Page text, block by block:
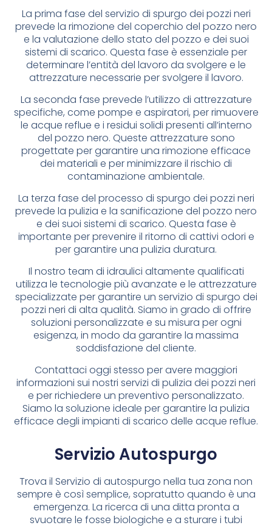
La prima fase del servizio di spurgo dei pozzi neri
prevede la rimozione del coperchio del pozzo nero
e la valutazione dello stato del pozzo e dei suoi
sistemi di scarico. Questa fase è essenziale per
determinare l’entità del lavoro da svolgere e le
attrezzature necessarie per svolgere il lavoro.
La seconda fase prevede l’utilizzo di attrezzature
specifiche, come pompe e aspiratori, per rimuovere
le acque reflue e i residui solidi presenti all’interno
del pozzo nero. Queste attrezzature sono
progettate per garantire una rimozione efficace
dei materiali e per minimizzare il rischio di
contaminazione ambientale.
La terza fase del processo di spurgo dei pozzi neri
prevede la pulizia e la sanificazione del pozzo nero
e dei suoi sistemi di scarico. Questa fase è
importante per prevenire il ritorno di cattivi odori e
per garantire una pulizia duratura.
Il nostro team di idraulici altamente qualificati
utilizza le tecnologie più avanzate e le attrezzature
specializzate per garantire un servizio di spurgo dei
pozzi neri di alta qualità. Siamo in grado di offrire
soluzioni personalizzate e su misura per ogni
esigenza, in modo da garantire la massima
soddisfazione del cliente.
Contattaci oggi stesso per avere maggiori
informazioni sui nostri servizi di pulizia dei pozzi neri
e per richiedere un preventivo personalizzato.
Siamo la soluzione ideale per garantire la pulizia
efficace degli impianti di scarico delle acque reflue.
Servizio Autospurgo
Trova il Servizio di autospurgo nella tua zona non
sempre è così semplice, sopratutto quando è una
emergenza. La ricerca di una ditta pronta a
svuotare le fosse biologiche e a sturare i tubi